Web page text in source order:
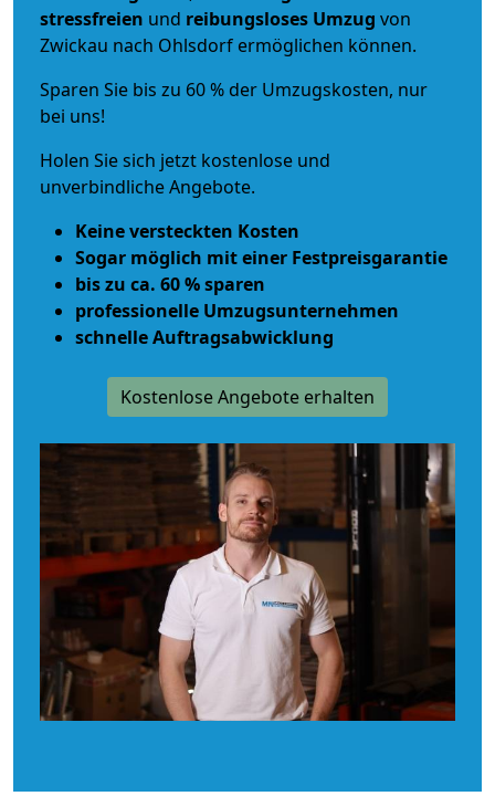
stressfreien und reibungsloses Umzug von
Zwickau nach Ohlsdorf ermöglichen können.
Sparen Sie bis zu 60 % der Umzugskosten, nur
bei uns!
Holen Sie sich jetzt kostenlose und
unverbindliche Angebote.
Keine versteckten Kosten
Sogar möglich mit einer Festpreisgarantie
bis zu ca. 60 % sparen
professionelle Umzugsunternehmen
schnelle Auftragsabwicklung
Kostenlose Angebote erhalten